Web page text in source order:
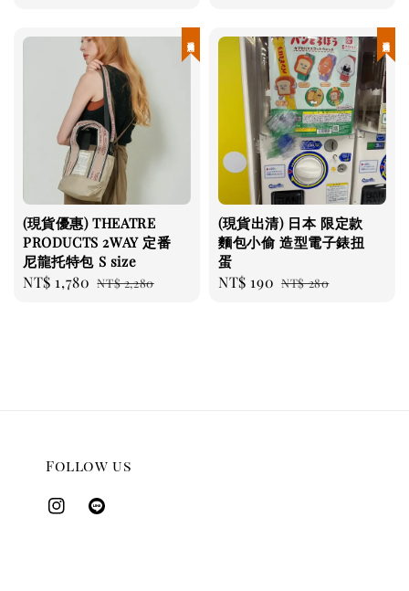
(現貨優惠) THEATRE
PRODUCTS 2WAY 定番
尼龍托特包 S size
Sale
NT$ 1,780 Regular
NT$ 2,280
(現貨出清) 日本 限定款
麵包小偷 造型電子錶扭
蛋
Sale
NT$ 190 Regular
NT$ 280
Follow us